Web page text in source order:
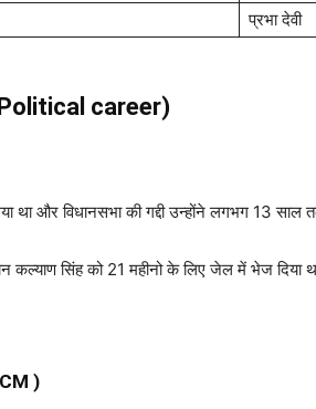
प्रभा देवी
career)
था और विधानसभा की गद्दी उन्होंने लगभग 13
कल्याण सिंह को 21 महीनो के लिए जेल में भेज दिया
)